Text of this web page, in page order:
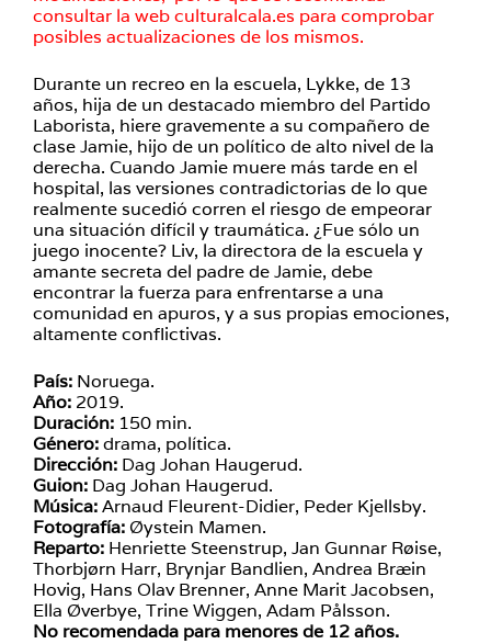
consultar la web culturalcala.es para comprobar
posibles actualizaciones de los mismos.
Durante un recreo en la escuela, Lykke, de 13
años, hija de un destacado miembro del Partido
Laborista, hiere gravemente a su compañero de
clase Jamie, hijo de un político de alto nivel de la
derecha. Cuando Jamie muere más tarde en el
hospital, las versiones contradictorias de lo que
realmente sucedió corren el riesgo de empeorar
una situación difícil y traumática. ¿Fue sólo un
juego inocente? Liv, la directora de la escuela y
amante secreta del padre de Jamie, debe
encontrar la fuerza para enfrentarse a una
comunidad en apuros, y a sus propias emociones,
altamente conflictivas.
País: Noruega.
Año: 2019.
Duración: 150 min.
Género:drama, política.
Dirección: Dag Johan Haugerud.
Guion: Dag Johan Haugerud.
Música:Arnaud Fleurent-Didier, Peder Kjellsby.
Fotografía:Øystein Mamen.
Reparto: Henriette Steenstrup, Jan Gunnar Røise,
Thorbjørn Harr, Brynjar Bandlien, Andrea Bræin
Hovig, Hans Olav Brenner, Anne Marit Jacobsen,
Ella Øverbye, Trine Wiggen, Adam Pålsson.
No recomendada para menores de 12 años.